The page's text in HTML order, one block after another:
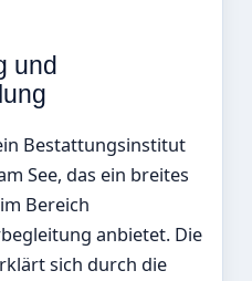
und
Bestattungsinstitut
See, das ein breites
Bereich
anbietet. Die
sich durch die